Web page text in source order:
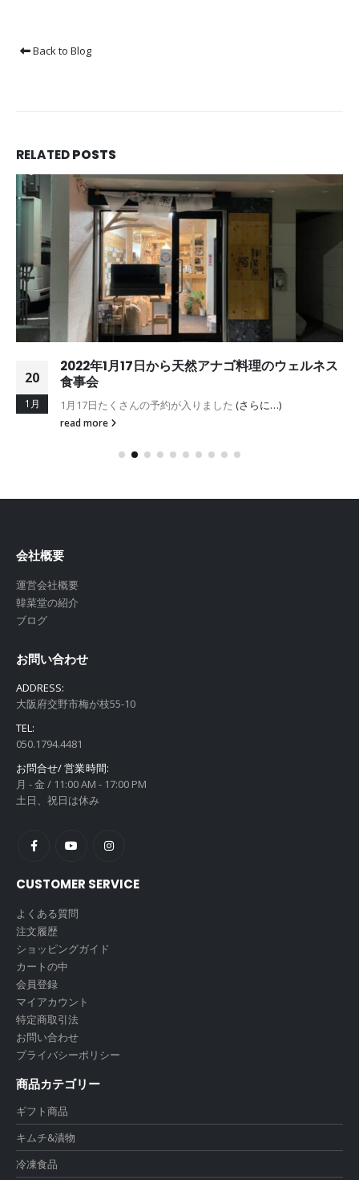
Back to Blog
RELATEDPOSTS
20
1月
2022年1月17日から天然アナゴ料理のウェルネス
食事会
1月17日たくさんの予約が入りました (さらに…)
read more
会社概要
運営会社概要
韓菜堂の紹介
ブログ
お問い合わせ
ADDRESS:
大阪府交野市梅が枝55-10
TEL:
050.1794.4481
お問合せ/ 営業時間:
月 - 金 / 11:00 AM - 17:00 PM
土日、祝日は休み
CUSTOMER SERVICE
よくある質問
注文履歴
ショッピングガイド
カートの中
会員登録
マイアカウント
特定商取引法
お問い合わせ
プライバシーポリシー
商品カテゴリー
ギフト商品
キムチ&漬物
冷凍食品